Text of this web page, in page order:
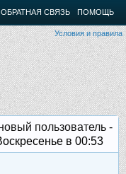
ОБРАТНАЯ СВЯЗЬ ПОМОЩЬ
Условия и правила
пользователь -
в 00:53